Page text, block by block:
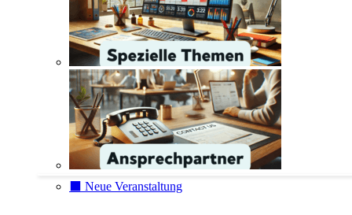
⬛️ Neue Veranstaltung